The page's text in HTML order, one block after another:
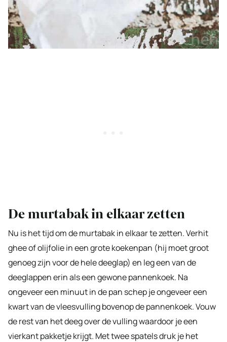
De murtabak in elkaar zetten
Nu is het tijd om de murtabak in elkaar te zetten. Verhit
ghee of olijfolie in een grote koekenpan (hij moet groot
genoeg zijn voor de hele deeglap) en leg een van de
deeglappen erin als een gewone pannenkoek. Na
ongeveer een minuut in de pan schep je ongeveer een
kwart van de vleesvulling bovenop de pannenkoek. Vouw
de rest van het deeg over de vulling waardoor je een
vierkant pakketje krijgt. Met twee spatels druk je het